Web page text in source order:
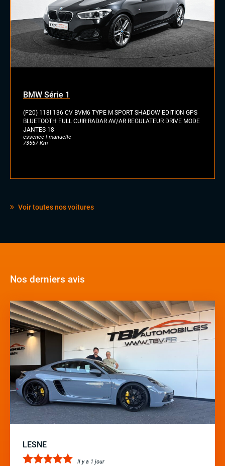
Volant sport
BMW Série 1
(F20) 118I 136 CV BVM6 TYPE M SPORT SHADOW EDITION GPS
BLUETOOTH FULL CUIR RADAR AV/AR REGULATEUR DRIVE MODE
JANTES 18
essence | manuelle
73557 Km
Voir toutes nos voitures
Nos derniers avis
LESNE
Il y a 1 jour